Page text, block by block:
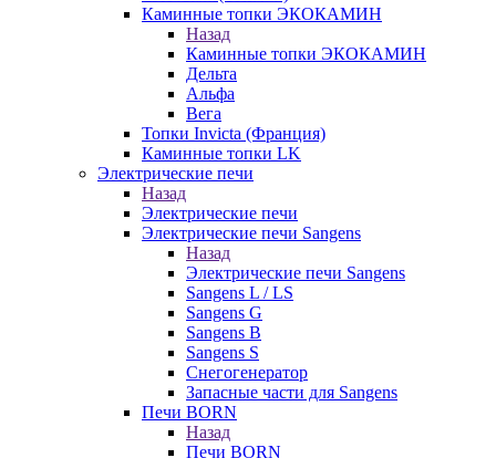
Каминные топки ЭКОКАМИН
Назад
Каминные топки ЭКОКАМИН
Дельта
Альфа
Вега
Топки Invicta (Франция)
Каминные топки LK
Электрические печи
Назад
Электрические печи
Электрические печи Sangens
Назад
Электрические печи Sangens
Sangens L / LS
Sangens G
Sangens B
Sangens S
Снегогенератор
Запасные части для Sangens
Печи BORN
Назад
Печи BORN